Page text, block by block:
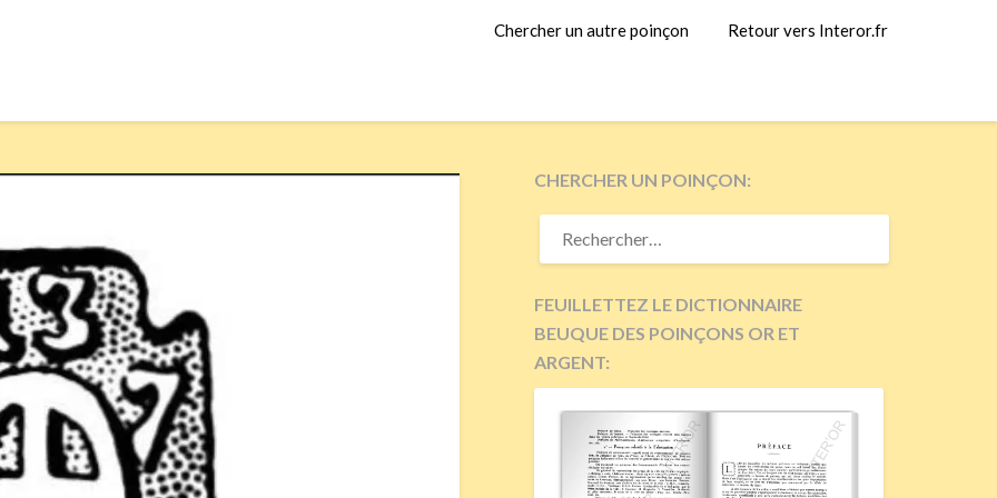
Chercher un autre poinçon Retour vers Interor.fr
CHERCHER UN POINÇON:
RECHERCHER :
FEUILLETTEZ LE DICTIONNAIRE
BEUQUE DES POINÇONS OR ET
ARGENT: